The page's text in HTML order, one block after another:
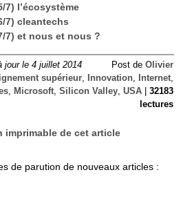
7) l’écosystème
7) cleantechs
7) et nous et nous ?
jour le 4 juillet 2014 Post de Olivier
supérieur Innovation Internet
Microsoft Silicon Valley USA
32183
lectures
de parution de nouveaux articles :